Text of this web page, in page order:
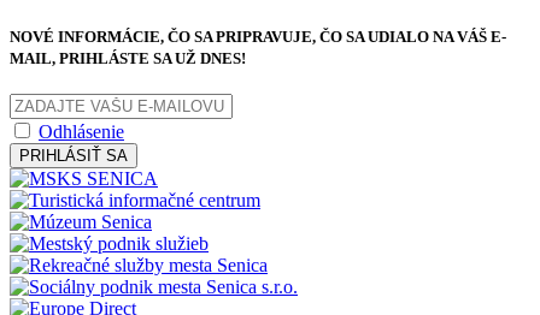
NOVÉ INFORMÁCIE, ČO SA PRIPRAVUJE, ČO SA UDIALO NA VÁŠ E-
MAIL, PRIHLÁSTE SA UŽ DNES!
Odhlásenie
PRIHLÁSIŤ SA